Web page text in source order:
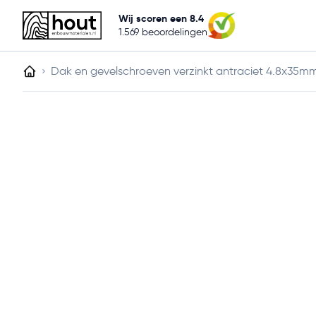
binnen 4-7
Wij scoren een 8.4
1.569 beoordelingen
Hout Tuinhout Plaatmateriaal Bouwmaterialen
Dak en gevelschroeven verzinkt antraciet